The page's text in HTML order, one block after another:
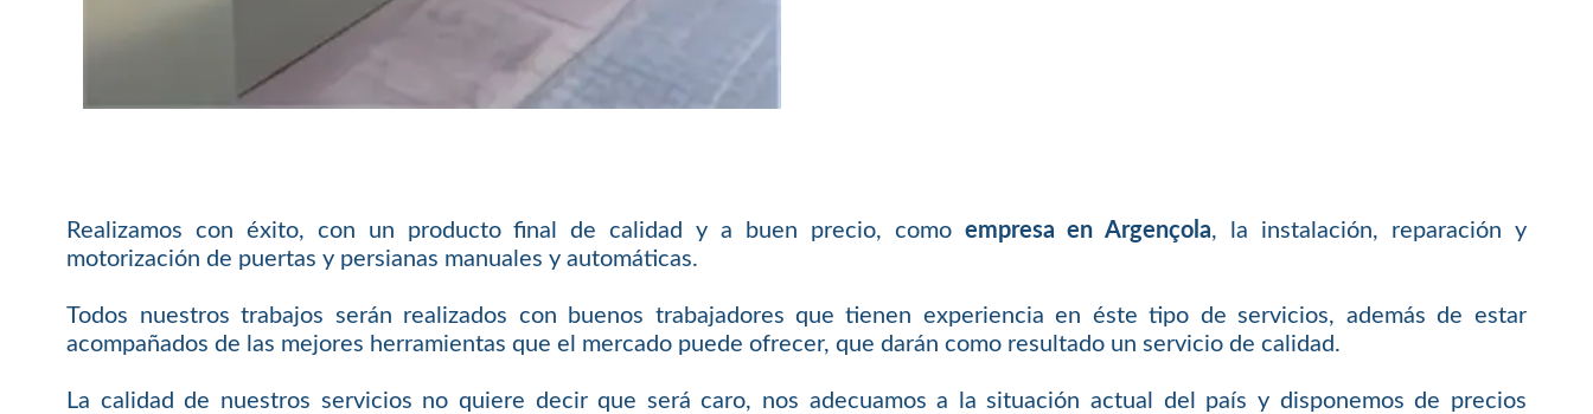
Realizamos con éxito, con un producto final de calidad y a buen precio, como empresa en Argençola, la instalación, reparación y
motorización de puertas y persianas manuales y automáticas.
Todos nuestros trabajos serán realizados con buenos trabajadores que tienen experiencia en éste tipo de servicios, además de estar
acompañados de las mejores herramientas que el mercado puede ofrecer, que darán como resultado un servicio de calidad.
La calidad de nuestros servicios no quiere decir que será caro, nos adecuamos a la situación actual del país y disponemos de precios